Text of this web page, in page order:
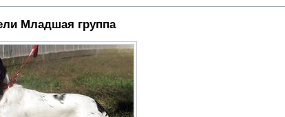
Младшая группа